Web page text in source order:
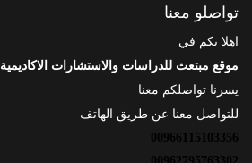
تواصلو معنا
اهلا بكم في
موقع مبتعث للدراسات والاستشارات الاكاديمية
يسرنا تواصلكم معنا
للتواصل معنا عن طريق الهاتف
00966115103356